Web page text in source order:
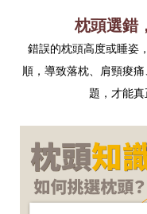
枕頭選錯
錯誤的枕頭高度或睡姿
順，導致落枕、肩頸痠
題，才能真